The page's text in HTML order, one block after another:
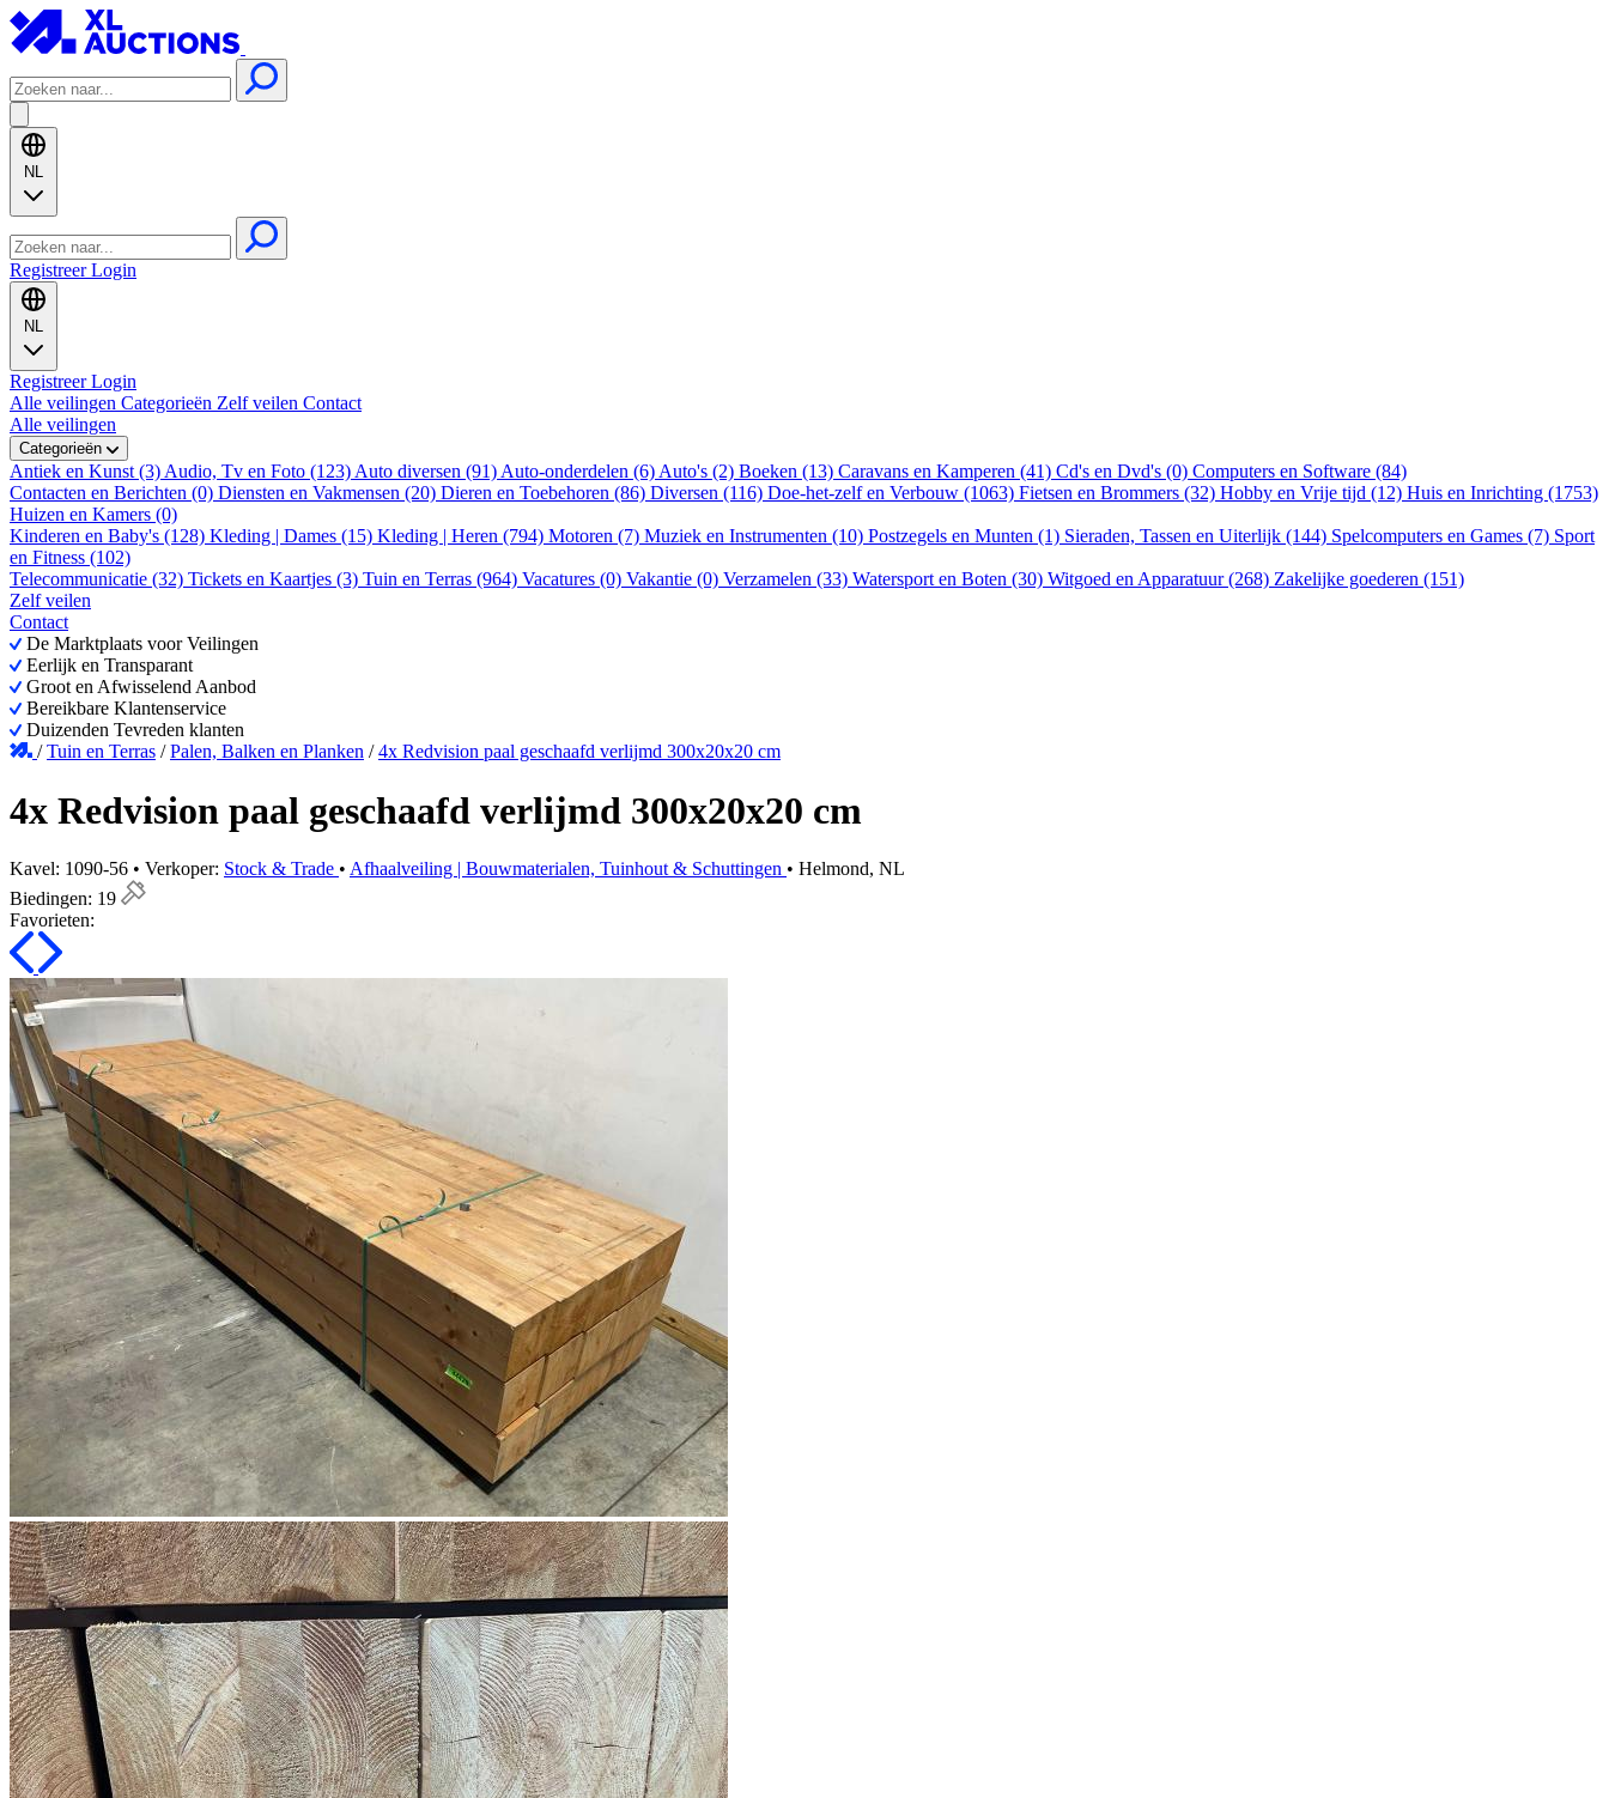
NL
RegistreerLogin
NL
RegistreerLogin
Alle veilingen Categorieën Zelf veilen Contact
Alle veilingen
Categorieën
Antiek en Kunst (3) Audio, Tv en Foto (123) Auto diversen (91) Auto-onderdelen (6) Auto's (2) Boeken (13) Caravans en Kamperen (41) Cd's en Dvd's (0) Computers en Software (84)
Contacten en Berichten (0) Diensten en Vakmensen (20) Dieren en Toebehoren (86) Diversen (116) Doe-het-zelf en Verbouw (1063) Fietsen en Brommers (32) Hobby en Vrije tijd (12) Huis en Inrichting (1753)
Huizen en Kamers (0)
Kinderen en Baby's (128) Kleding | Dames (15) Kleding | Heren (794) Motoren (7) Muziek en Instrumenten (10) Postzegels en Munten (1) Sieraden, Tassen en Uiterlijk (144) Spelcomputers en Games (7) Sport
en Fitness (102)
Telecommunicatie (32) Tickets en Kaartjes (3) Tuin en Terras (964) Vacatures (0) Vakantie (0) Verzamelen (33) Watersport en Boten (30) Witgoed en Apparatuur (268) Zakelijke goederen (151)
Zelf veilen
Contact
De Marktplaats voor Veilingen
Eerlijk en Transparant
Groot en Afwisselend Aanbod
Bereikbare Klantenservice
Duizenden Tevreden klanten
/Tuin en Terras /Palen, Balken en Planken /4x Redvision paal geschaafd verlijmd 300x20x20 cm
4x Redvision paal geschaafd verlijmd 300x20x20 cm
Kavel: 1090-56 • Verkoper: Stock & Trade • Afhaalveiling | Bouwmaterialen, Tuinhout & Schuttingen • Helmond, NL
Biedingen: 19
Favorieten: